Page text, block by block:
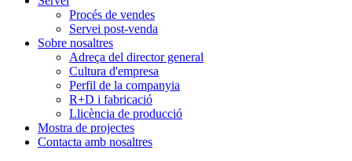
Procés de vendes
Servei post-venda
Sobre nosaltres
Adreça del director general
Cultura d'empresa
Perfil de la companyia
R+D i fabricació
Llicència de producció
Mostra de projectes
Contacta amb nosaltres